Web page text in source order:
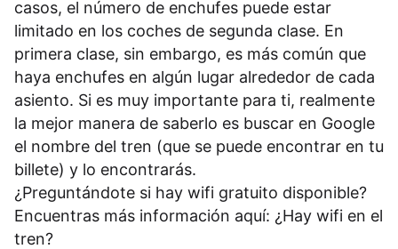
casos, el número de enchufes puede estar
limitado en los coches de segunda clase. En
primera clase, sin embargo, es más común que
haya enchufes en algún lugar alrededor de cada
asiento. Si es muy importante para ti, realmente
la mejor manera de saberlo es buscar en Google
el nombre del tren (que se puede encontrar en tu
billete) y lo encontrarás.
¿Preguntándote si hay wifi gratuito disponible?
Encuentras más información aquí: ¿Hay wifi en el
tren?